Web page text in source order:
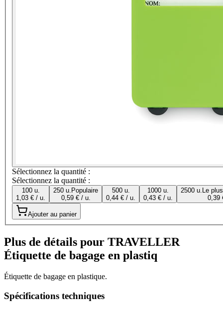
Sélectionnez la quantité :
Sélectionnez la quantité :
100 u.
1,03 € / u.
250 u. Populaire
0,59 € / u.
500 u.
0,44 € / u.
1000 u.
0,43 € / u.
2500 u. Le
0,39
Ajouter au panier
Plus de détails pour TRAVELLER
Étiquette de bagage en plastiq
Étiquette de bagage en plastique.
Spécifications techniques